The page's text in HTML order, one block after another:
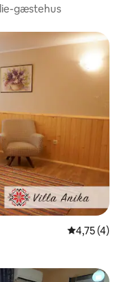
gæstehus
4,75 ud af
4,75 (4)